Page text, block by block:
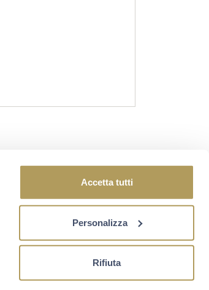
Accetta tutti
Personalizza
Rifiuta